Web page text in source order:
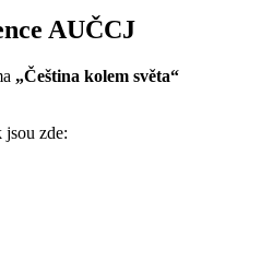
AUČCJ
„Čeština kolem světa“
jsou zde: